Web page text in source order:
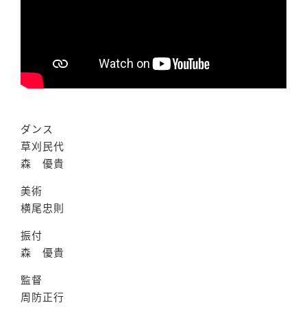
ダンス
草刈民代
森 優貴
美術
横尾忠則
振付
森 優貴
監督
周防正行